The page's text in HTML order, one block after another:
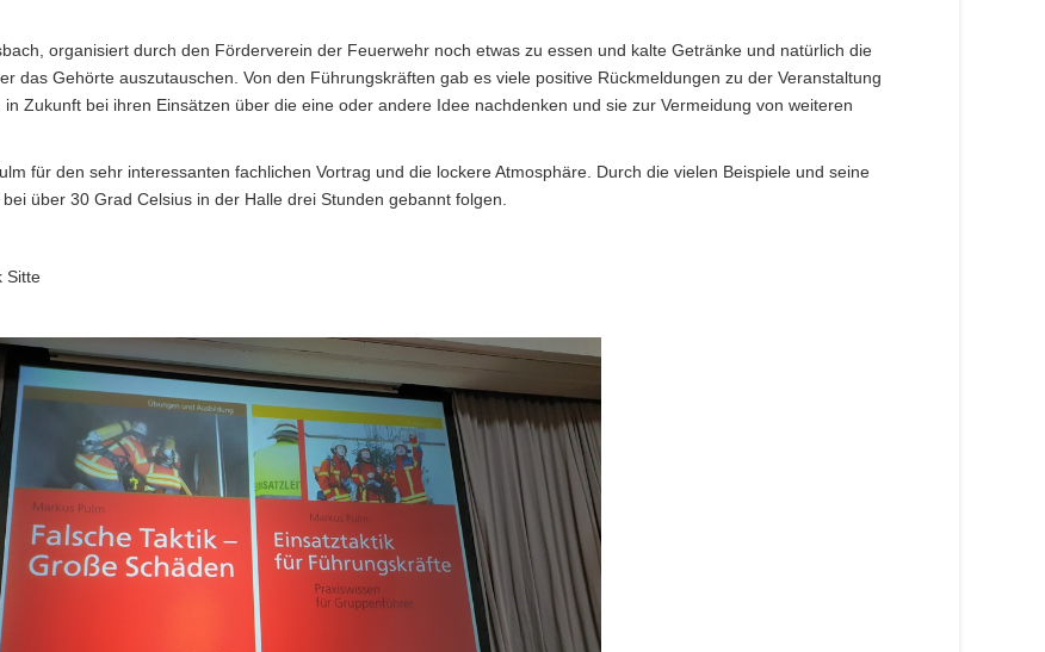
organisiert durch den Förderverein der Feuerwehr noch etwas zu essen und kalte Getränke und natürlich die
das Gehörte auszutauschen. Von den Führungskräften gab es viele positive Rückmeldungen zu der Veranstaltung
Zukunft bei ihren Einsätzen über die eine oder andere Idee nachdenken und sie zur Vermeidung von weiteren
für den sehr interessanten fachlichen Vortrag und die lockere Atmosphäre. Durch die vielen Beispiele und seine
über 30 Grad Celsius in der Halle drei Stunden gebannt folgen.